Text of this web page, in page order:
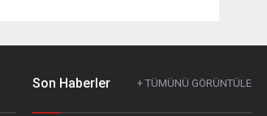
Son Haberler + TÜMÜNÜ GÖRÜNTÜLE